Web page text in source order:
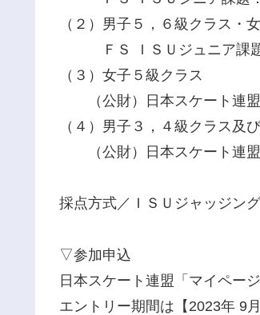
（２）男子５，６級クラス・
ＦＳ ＩＳＵジュニア課題
（３）女子５級クラス
（公財）日本スケート連盟
（４）男子３，４級クラス及
（公財）日本スケート連盟
採点方式／ＩＳＵジャッジン
▽参加申込
日本スケート連盟「マイペー
エントリー期間は【2023年 9